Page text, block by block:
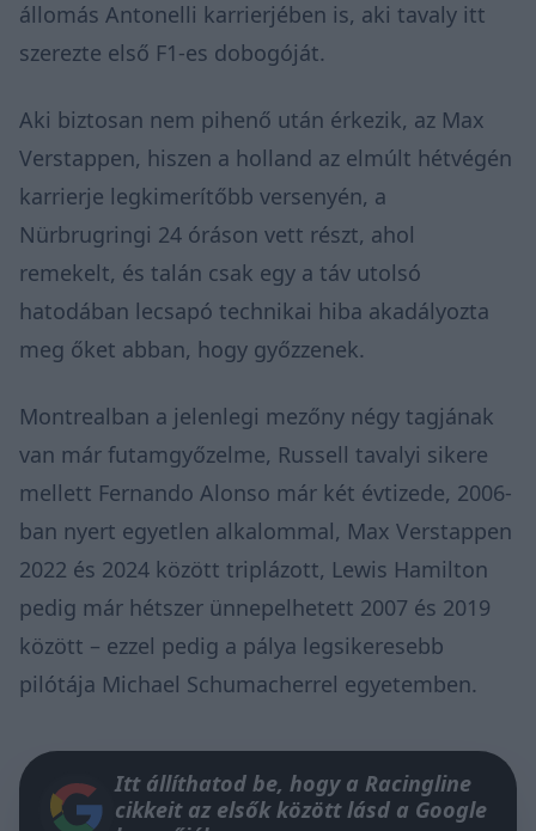
állomás Antonelli karrierjében is, aki tavaly itt
szerezte első F1-es dobogóját.
Aki biztosan nem pihenő után érkezik, az Max
Verstappen, hiszen a holland az elmúlt hétvégén
karrierje legkimerítőbb versenyén, a
Nürbrugringi 24 óráson vett részt, ahol
remekelt, és talán csak egy a táv utolsó
hatodában lecsapó technikai hiba akadályozta
meg őket abban, hogy győzzenek.
Montrealban a jelenlegi mezőny négy tagjának
van már futamgyőzelme, Russell tavalyi sikere
mellett Fernando Alonso már két évtizede, 2006-
ban nyert egyetlen alkalommal, Max Verstappen
2022 és 2024 között triplázott, Lewis Hamilton
pedig már hétszer ünnepelhetett 2007 és 2019
között – ezzel pedig a pálya legsikeresebb
pilótája Michael Schumacherrel egyetemben.
Itt állíthatod be, hogy a Racingline
cikkeit az elsők között lásd a Google